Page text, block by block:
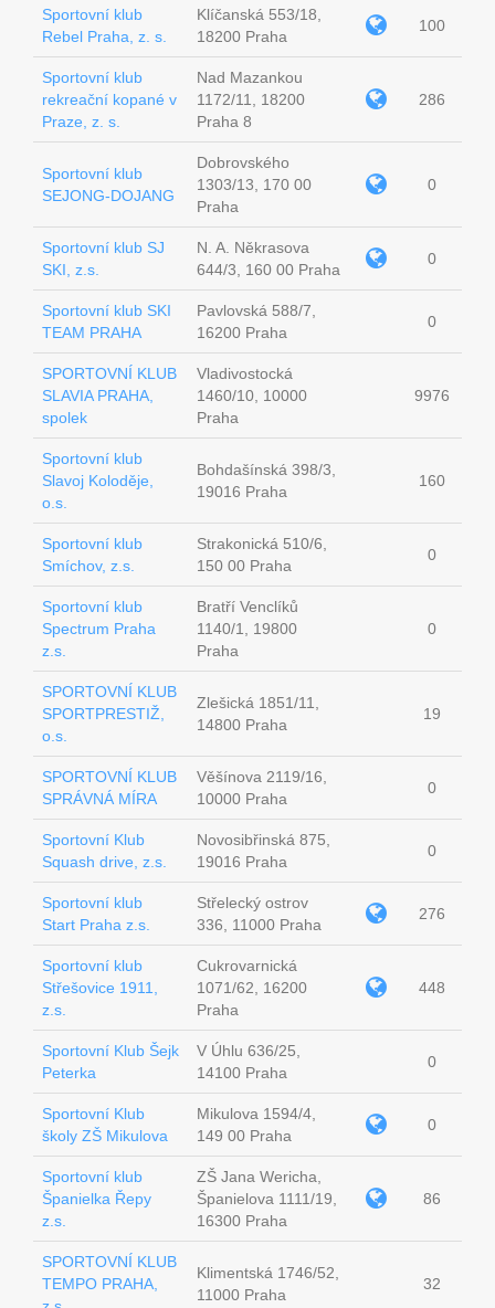
Sportovní klub
Rebel Praha, z. s.
Klíčanská 553/18,
18200 Praha
100
Sportovní klub
rekreační kopané v
Praze, z. s.
Nad Mazankou
1172/11, 18200
Praha 8
286
Sportovní klub
SEJONG-DOJANG
Dobrovského
1303/13, 170 00
Praha
0
Sportovní klub SJ
SKI, z.s.
N. A. Někrasova
644/3, 160 00 Praha
0
Sportovní klub SKI
TEAM PRAHA
Pavlovská 588/7,
16200 Praha
0
SPORTOVNÍ KLUB
SLAVIA PRAHA,
spolek
Vladivostocká
1460/10, 10000
Praha
9976
Sportovní klub
Slavoj Koloděje,
o.s.
Bohdašínská 398/3,
19016 Praha
160
Sportovní klub
Smíchov, z.s.
Strakonická 510/6,
150 00 Praha
0
Sportovní klub
Spectrum Praha
z.s.
Bratří Venclíků
1140/1, 19800
Praha
0
SPORTOVNÍ KLUB
SPORTPRESTIŽ,
o.s.
Zlešická 1851/11,
14800 Praha
19
SPORTOVNÍ KLUB
SPRÁVNÁ MÍRA
Věšínova 2119/16,
10000 Praha
0
Sportovní Klub
Squash drive, z.s.
Novosibřinská 875,
19016 Praha
0
Sportovní klub
Start Praha z.s.
Střelecký ostrov
336, 11000 Praha
276
Sportovní klub
Střešovice 1911,
z.s.
Cukrovarnická
1071/62, 16200
Praha
448
Sportovní Klub Šejk
Peterka
V Úhlu 636/25,
14100 Praha
0
Sportovní Klub
školy ZŠ Mikulova
Mikulova 1594/4,
149 00 Praha
0
Sportovní klub
Španielka Řepy
z.s.
ZŠ Jana Wericha,
Španielova 1111/19,
16300 Praha
86
SPORTOVNÍ KLUB
TEMPO PRAHA,
Klimentská 1746/52,
11000 Praha
32